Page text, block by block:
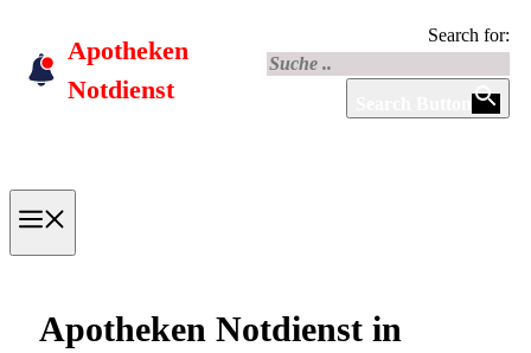
content
Apotheken
Notdienst
Search for:
Apotheken Notdienst in